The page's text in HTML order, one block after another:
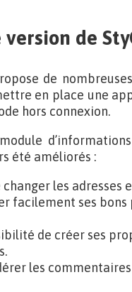
de
de
en place une
hors connexion.
été améliorés :
les adresses
facilement ses
de créer ses
les